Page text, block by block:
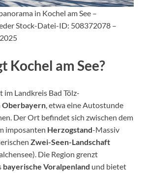
in Kochel am See –
Stock-Datei-ID: 508372078 –
Kochel am See?
im Landkreis Bad Tölz-
Oberbayern , etwa eine Autostunde
Der Ort befindet sich zwischen dem
imposanten Herzogstand-Massiv
Zwei-Seen-Landschaft
Die Region grenzt
bayerische Voralpenland und bietet